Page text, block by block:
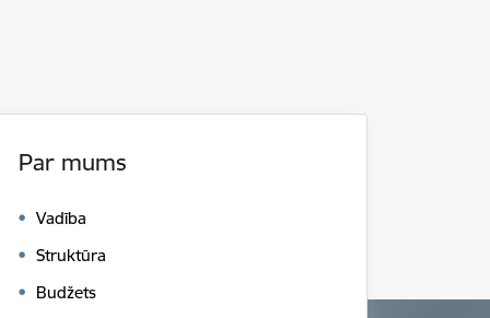
Par mums
Vadība
Struktūra
Budžets